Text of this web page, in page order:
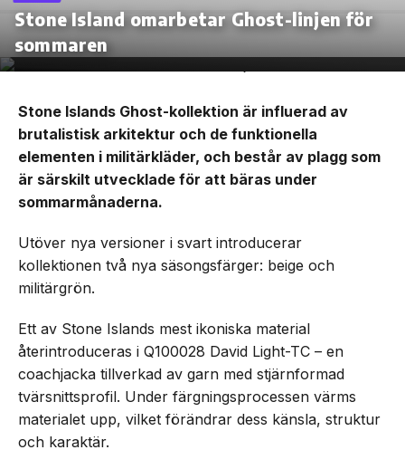
Stone Island omarbetar Ghost-linjen för
sommaren
Stone Islands Ghost-kollektion är influerad av
brutalistisk arkitektur och de funktionella
elementen i militärkläder, och består av plagg som
är särskilt utvecklade för att bäras under
sommarmånaderna.
Utöver nya versioner i svart introducerar
kollektionen två nya säsongsfärger: beige och
militärgrön.
Ett av Stone Islands mest ikoniska material
återintroduceras i Q100028 David Light-TC – en
coachjacka tillverkad av garn med stjärnformad
tvärsnittsprofil. Under färgningsprocessen värms
materialet upp, vilket förändrar dess känsla, struktur
och karaktär.